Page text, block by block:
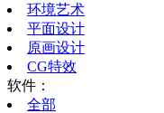
环境艺术
平面设计
原画设计
CG特效
软件：
全部